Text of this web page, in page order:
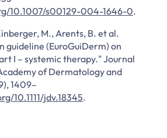
10.1007/s00129-004-1646-0.
M., Arents, B. et al.
guideline (EuroGuiDerm) on
I – systemic therapy." Journal
of Dermatology and
1409–
10.1111/jdv.18345.